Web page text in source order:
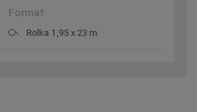
Format
Rolka 1,95 x 23 m